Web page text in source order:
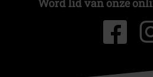
Word lid van onze